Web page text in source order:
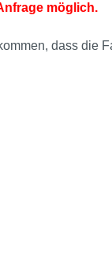
möglich.
dass die